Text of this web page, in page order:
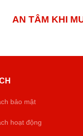
AN TÂM KHI
bảo mật
hoạt động